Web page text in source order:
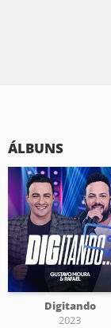
ÁLBUNS
Digitando
2023